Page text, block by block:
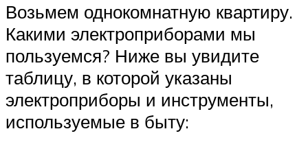
Возьмем однокомнатную квартиру.
Какими электроприборами мы
пользуемся? Ниже вы увидите
таблицу, в которой указаны
электроприборы и инструменты,
используемые в быту: